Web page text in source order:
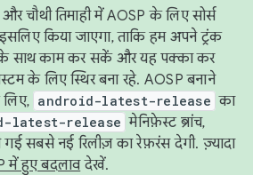
चौथी तिमाही में AOSP के लिए सोर्स
किया जाएगा, ताकि हम अपने ट्रंक
साथ काम कर सकें और यह पक्का कर
के लिए स्थिर बना रहे. AOSP बनाने
android-latest-release का
latest-release मेनिफ़ेस्ट ब्रांच,
सबसे नई रिलीज़ का रेफ़रंस देगी. ज़्यादा
में हुए बदलावदेखें.